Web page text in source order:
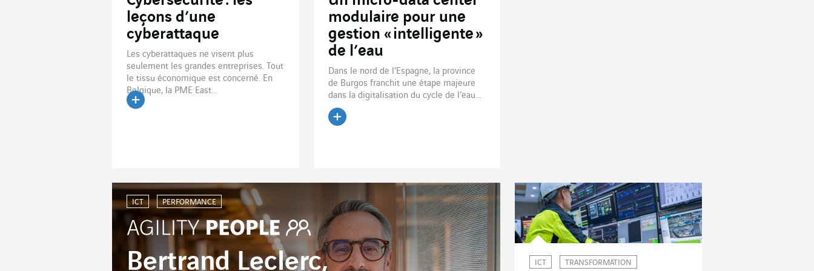
leçons d’une
cyberattaque
Les cyberattaques ne visent plus
seulement les grandes entreprises. Tout
le tissu économique est concerné. En
Belgique, la PME East...
modulaire pour une
gestion « intelligente »
de l’eau
Dans le nord de l’Espagne, la province
de Burgos franchit une étape majeure
dans la digitalisation du cycle de l’eau...
ICT PERFORMANCE
Bertrand Leclerc,
ICT TRANSFORMATION